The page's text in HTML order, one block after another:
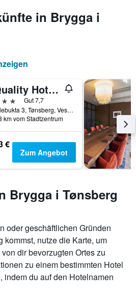
in Brygga i
Quality Hotel Tonsberg
Gut 7,7
Ollebukta 3, Tønsberg, Vestfold, Norwegen
km vom Stadtzentrum
€
Zum Angebot
Brygga i Tønsberg
oder geschäftlichen Gründen
kommst, nutze die Karte, um
dir bevorzugten Ortes zu
zu einem bestimmten Hotel
indem du auf den Hotelnamen